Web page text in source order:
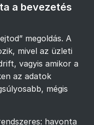
a bevezetés
megoldás. A
mivel az üzleti
vagyis amikor a
az adatok
mégis
havonta